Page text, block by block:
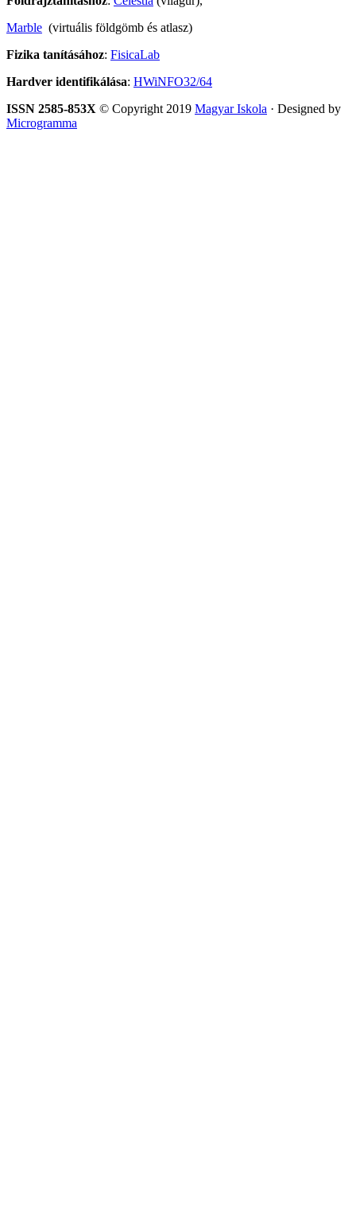
Marble (virtuális földgömb és atlasz)
Fizika tanításához: FisicaLab
Hardver identifikálása: HWiNFO32/64
ISSN 2585-853X © Copyright 2019 Magyar Iskola · Designed by
Microgramma